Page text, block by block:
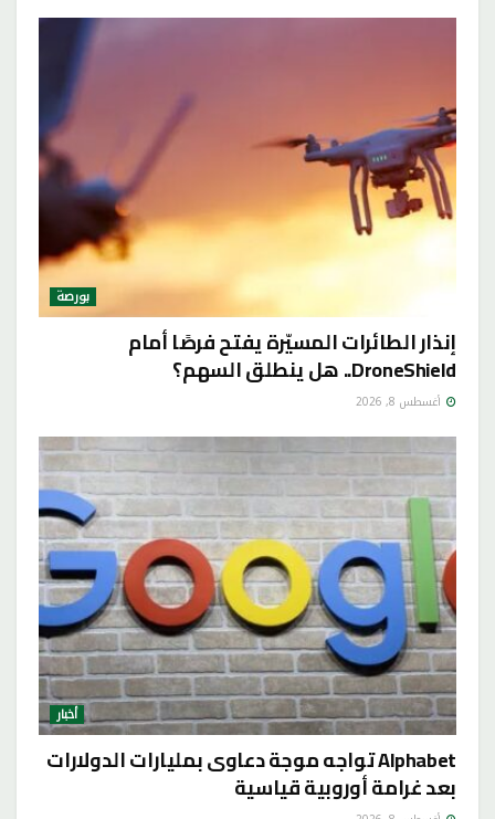
بورصة
إنذار الطائرات المسيّرة يفتح فرصًا أمام
DroneShield.. هل ينطلق السهم؟
أغسطس 8, 2026
أخبار
Alphabet تواجه موجة دعاوى بمليارات الدولارات
بعد غرامة أوروبية قياسية